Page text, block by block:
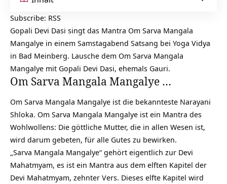
Subscribe: RSS
Gopali Devi Dasi singt das Mantra Om Sarva Mangala
Mangalye in einem Samstagabend Satsang bei Yoga Vidya
in Bad Meinberg. Lausche dem Om Sarva Mangala
Mangalye mit Gopali Devi Dasi, ehemals Gauri.
Om Sarva Mangala Mangalye …
Om Sarva Mangala Mangalye ist die bekannteste Narayani
Shloka. Om Sarva Mangala Mangalye ist ein Mantra des
Wohlwollens: Die göttliche Mutter, die in allen Wesen ist,
wird darum gebeten, für alle Gutes zu bewirken.
„Sarva Mangala Mangalye“ gehört eigentlich zur Devi
Mahatmyam, es ist ein Mantra aus dem elften Kapitel der
Devi Mahatmyam, zehnter Vers. Dieses elfte Kapitel wird